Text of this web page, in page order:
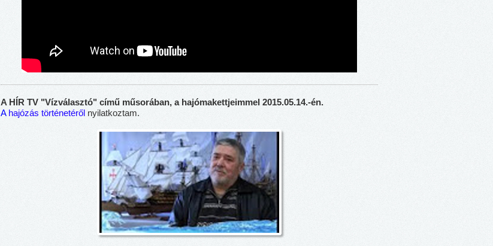
A HÍR TV "Vízválasztó" című műsorában, a hajómakettjeimmel 2015.05.14.-én.
A hajózás történetéről nyilatkoztam.